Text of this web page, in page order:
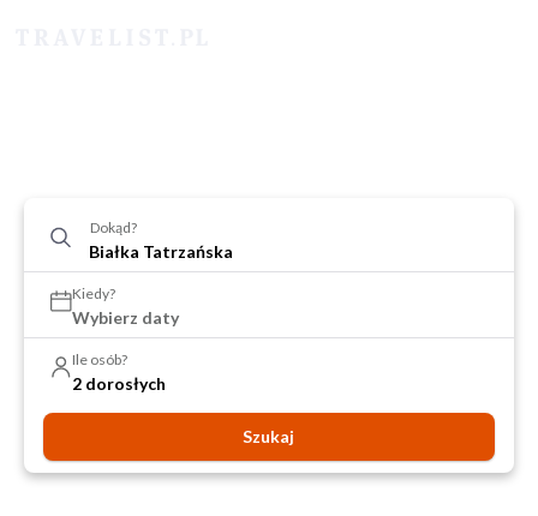
Dokąd?
Kiedy?
Wybierz daty
Ile osób?
2 dorosłych
Szukaj